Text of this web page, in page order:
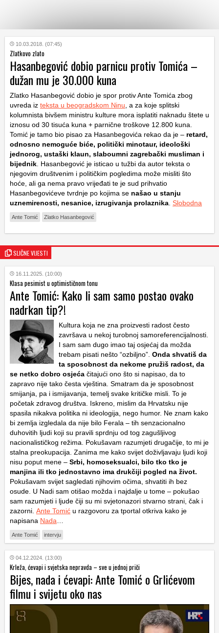
KATEGORIJE
HRVATSKI
WEB
10.03.2018. (07:45)
Zlatkovo zlato
Hasanbegović dobio parnicu protiv Tomića –
dužan mu je 30.000 kuna
Zlatko Hasanbegović dobio je spor protiv Ante Tomića zbog
uvreda iz teksta u beogradskom Ninu , a za koje splitski
kolumnista bivšem ministru kulture mora isplatiti naknadu štete u
iznosu od 30 tisuća kuna + parnične troškove 12.800 kuna.
Tomić je tamo bio pisao za Hasanbegovića rekao da je – retard,
odnosno nemoguće biće, politički minotaur, ideološki
jednorog, ustaški klaun, slaboumni zagrebački musliman i
bijednik . Hasanbegović je isticao u tužbi da autor teksta o
njegovim društvenim i političkim pogledima može misliti što
hoće, ali ga nema pravo vrijeđati te je sud prihvatio
Hasanbegovićeve tvrdnje po kojima se našao u stanju
uznemirenosti, nesanice, izrugivanja prolaznika Slobodna
Ante Tomić Zlatko Hasanbegović
SLIČNE VIJESTI
16.11.2025. (10:00)
Klasa pesimist u optimističnom tonu
Ante Tomić: Kako li sam samo postao ovako
nadrkan tip?!
Kultura koja ne zna proizvesti radost često
završava u nekoj turobnoj samoreferencijalnosti.
I sam sam dugo imao taj osjećaj da možda
trebam pisati nešto “ozbiljno”. Onda shvatiš da
ta sposobnost da nekome pružiš radost, da
se netko dobro osjeća čitajući ono što si napisao, da to
zapravo nije tako česta vještina. Smatram da je sposobnost
smijanja, pa i ismijavanja, temelj svake kritičke misli. To je
početak zdravog društva. Iskreno, mislim da Hrvatsku nije
spasila nikakva politika ni ideologija, nego humor. Ne znam kako
bi zemlja izgledala da nije bilo Ferala – tih senzacionalno
duhovitih ljudi koji su pravili sprdnju od tog zagušljivog
nacionalističkog režima. Pokušavam razumjeti drugačije, to mi je
stalna preokupacija. Zanima me kako svijet doživljavaju ljudi koji
nisu poput mene – Srbi, homoseksualci, bilo tko tko je
manjina ili tko jednostavno ima drukčiji pogled na život.
Pokušavam svijet sagledati njihovim očima, shvatiti ih bez
osude. U Nadi sam otišao možda i najdalje u tome – pokušao
sam razumjeti i ljude čiji su mi svjetonazori stvarno strani, čak i
zazorni. Ante Tomić u razgovoru za tportal otkriva kako je
napisana Nada
Ante Tomić intervju
04.12.2024. (13:00)
Krleža, ćevapi i svjetska nepravda – sve u jednoj priči
Bijes, nada i ćevapi: Ante Tomić o Grlićevom
filmu i svijetu oko nas